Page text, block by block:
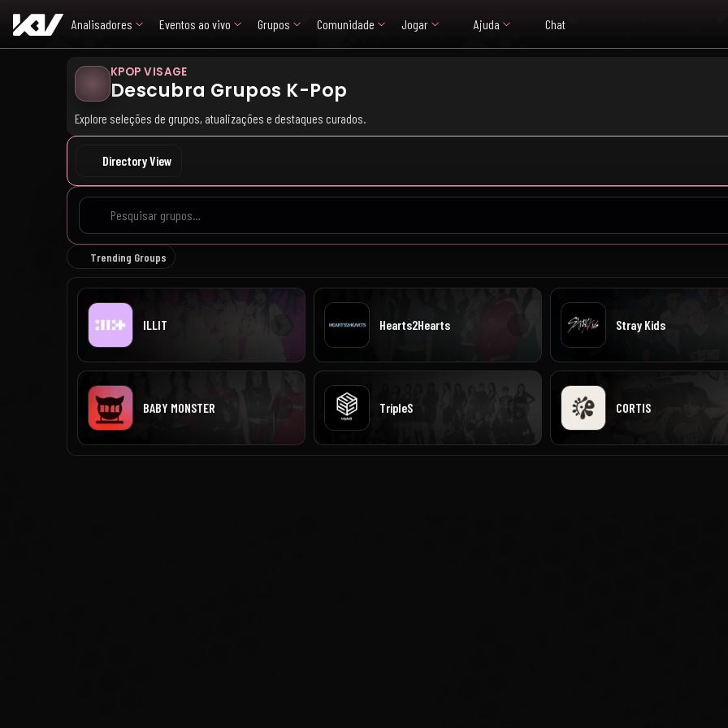
Analisadores Eventos ao vivo Grupos Comunidade Jogar Ajuda Chat
KPOP VISAGE
Descubra Grupos K-Pop
Explore seleções de grupos, atualizações e destaques curados.
Directory View
Trending Groups
ILLIT Hearts2Hearts Stray Kids
BABY MONSTER TripleS CORTIS
8 de 8 grupos carregados